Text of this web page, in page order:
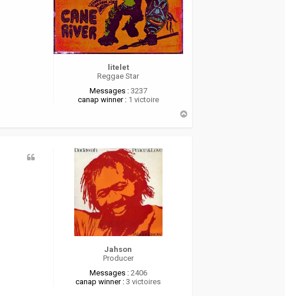
litelet
Reggae Star
Messages : 3237
canap winner :1 victoire
Jahson
Producer
Messages : 2406
canap winner : 3 victoires